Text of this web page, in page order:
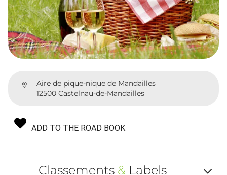
Aire de pique-nique de Mandailles
12500 Castelnau-de-Mandailles
ADD TO THE ROAD BOOK
Classements & Labels